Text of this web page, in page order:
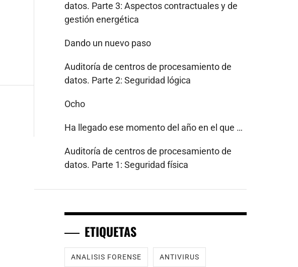
datos. Parte 3: Aspectos contractuales y de
gestión energética
Dando un nuevo paso
Auditoría de centros de procesamiento de
datos. Parte 2: Seguridad lógica
Ocho
Ha llegado ese momento del año en el que …
Auditoría de centros de procesamiento de
datos. Parte 1: Seguridad física
ETIQUETAS
ANALISIS FORENSE ANTIVIRUS